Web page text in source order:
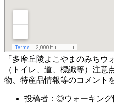
「多摩丘陵よこやまのみちウ
（トイレ、道、標識等）注
物、特産品情報等のコメント
投稿者：◎ウォーキン